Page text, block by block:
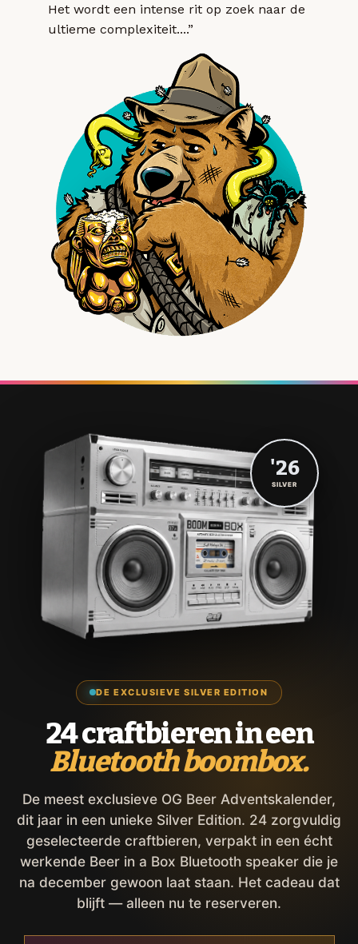
Het wordt een intense rit op zoek naar de
ultieme complexiteit....”
DE EXCLUSIEVE SILVER EDITION
24 craftbieren in een
Bluetooth boombox.
De meest exclusieve OG Beer Adventskalender,
dit jaar in een unieke Silver Edition. 24 zorgvuldig
geselecteerde craftbieren, verpakt in een écht
werkende Beer in a Box Bluetooth speaker die je
na december gewoon laat staan. Het cadeau dat
blijft — alleen nu te reserveren.
'26
SILVER